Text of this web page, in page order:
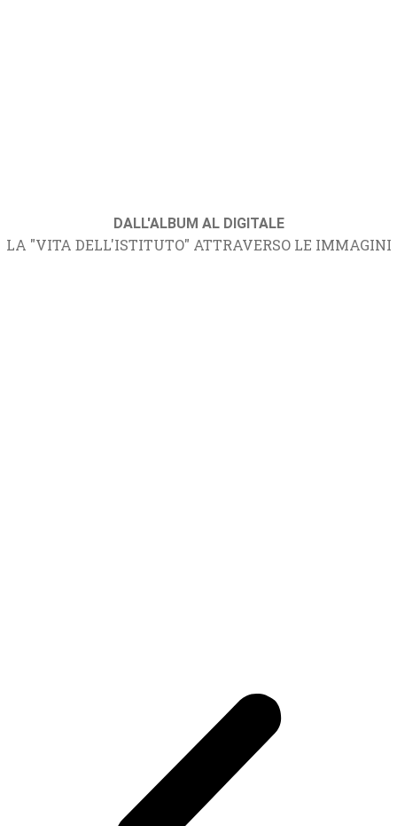
DALL'ALBUM AL DIGITALE
LA "VITA DELL'ISTITUTO" ATTRAVERSO LE IMMAGINI